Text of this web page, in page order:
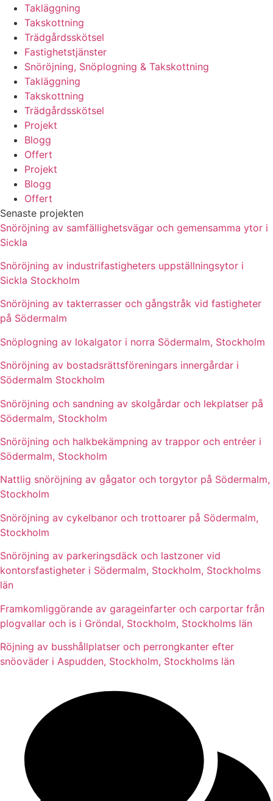
Takläggning
Takskottning
Trädgårdsskötsel
Fastighetstjänster
Snöröjning, Snöplogning & Takskottning
Takläggning
Takskottning
Trädgårdsskötsel
Projekt
Blogg
Offert
Projekt
Blogg
Offert
Senaste projekten
Snöröjning av samfällighetsvägar och gemensamma ytor i
Sickla
Snöröjning av industrifastigheters uppställningsytor i
Sickla Stockholm
Snöröjning av takterrasser och gångstråk vid fastigheter
på Södermalm
Snöplogning av lokalgator i norra Södermalm, Stockholm
Snöröjning av bostadsrättsföreningars innergårdar i
Södermalm Stockholm
Snöröjning och sandning av skolgårdar och lekplatser på
Södermalm, Stockholm
Snöröjning och halkbekämpning av trappor och entréer i
Södermalm, Stockholm
Nattlig snöröjning av gågator och torgytor på Södermalm,
Stockholm
Snöröjning av cykelbanor och trottoarer på Södermalm,
Stockholm
Snöröjning av parkeringsdäck och lastzoner vid
kontorsfastigheter i Södermalm, Stockholm, Stockholms
län
Framkomliggörande av garageinfarter och carportar från
plogvallar och is i Gröndal, Stockholm, Stockholms län
Röjning av busshållplatser och perrongkanter efter
snöoväder i Aspudden, Stockholm, Stockholms län